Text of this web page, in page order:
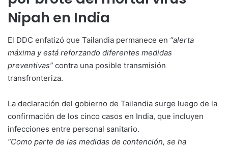
Nipah en India
El DDC enfatizó que Tailandia permanece en “alerta
máxima y está reforzando diferentes medidas
preventivas” contra una posible transmisión
transfronteriza.
La declaración del gobierno de Tailandia surge luego de la
confirmación de los cinco casos en India, que incluyen
infecciones entre personal sanitario.
“Como parte de las medidas de contención, se ha